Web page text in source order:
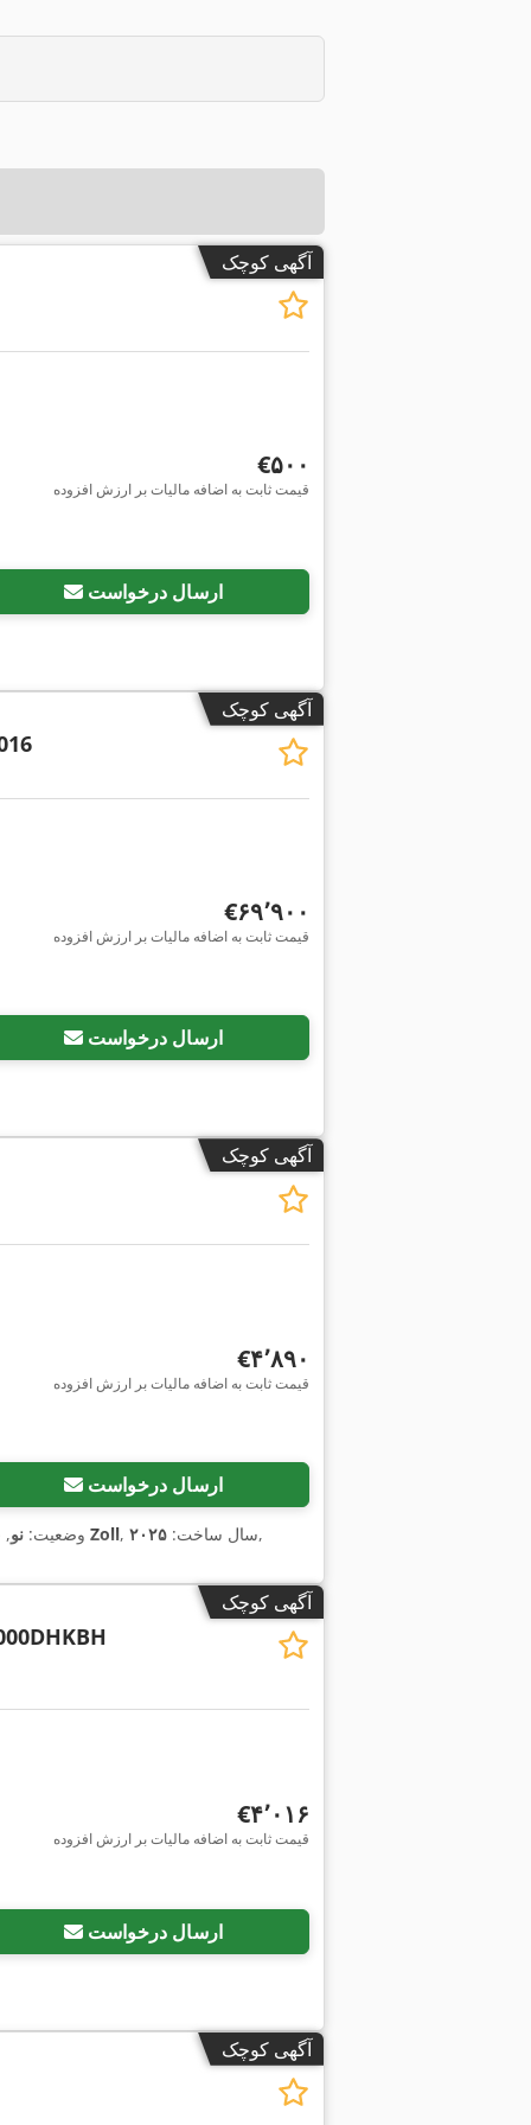
آگهی کوچک
‎€۵۰۰
قیمت ثابت به اضافه مالیات بر ارزش افزوده
ارسال درخواست
آگهی کوچک
‎€۶۹٬۹۰۰
قیمت ثابت به اضافه مالیات بر ارزش افزوده
ارسال درخواست
آگهی کوچک
‎€۴٬۸۹۰
قیمت ثابت به اضافه مالیات بر ارزش افزوده
ارسال درخواست
وضعیت: نو, 13 Zoll , سال ساخت: ۲۰۲۵ ,
آگهی کوچک
‎€۴٬۰۱۶
قیمت ثابت به اضافه مالیات بر ارزش افزوده
ارسال درخواست
آگهی کوچک